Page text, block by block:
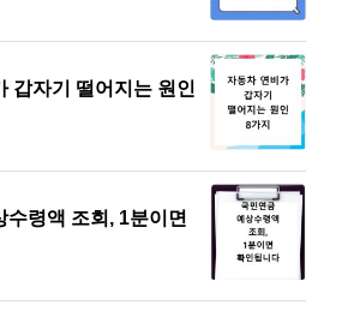
갑자기 떨어지는 원인
수령액 조회, 1분이면